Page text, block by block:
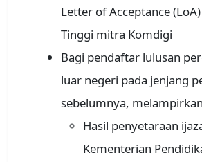
Letter of Acceptance
Tinggi mitra Komdigi
Bagi pendaftar lulusan
luar negeri pada jenjang
sebelumnya,
Hasil penyetaraan
Kementerian